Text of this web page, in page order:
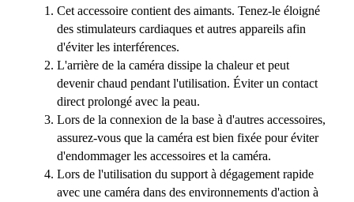
Cet accessoire contient des aimants. Tenez-le éloigné
des stimulateurs cardiaques et autres appareils afin
d'éviter les interférences.
L'arrière de la caméra dissipe la chaleur et peut
devenir chaud pendant l'utilisation. Éviter un contact
direct prolongé avec la peau.
Lors de la connexion de la base à d'autres accessoires,
assurez-vous que la caméra est bien fixée pour éviter
d'endommager les accessoires et la caméra.
Lors de l'utilisation du support à dégagement rapide
avec une caméra dans des environnements d'action à